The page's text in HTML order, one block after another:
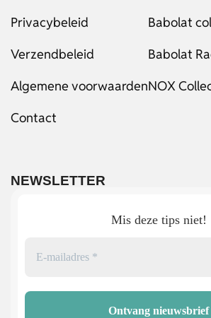
Privacybeleid
Verzendbeleid
Algemene voorwaarden
Contact
Babolat
Babolat
NOX
NEWSLETTER
Mis deze tips niet!